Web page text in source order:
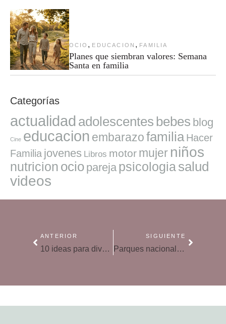
OCIO , EDUCACION , FAMILIA
Planes que siembran valores: Semana
Santa en familia
Categorías
actualidad adolescentes bebes blog
Cine educacion embarazofamilia Hacer
Familia jovenes Libros motor mujer niños
nutricion ocio pareja psicologiasalud
videos
ANTERIOR
10 ideas para divertirte en la playa con niños
SIGUIENTE
Parques nacionales para visitar en familia